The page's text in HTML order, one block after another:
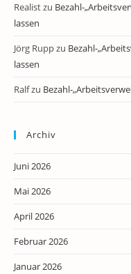
Realistzu Bezahl-
lassen
Jörg Ruppzu Bezahl-
lassen
Ralfzu Bezahl-
Archiv
Juni 2026
Mai 2026
April 2026
Februar 2026
Januar 2026